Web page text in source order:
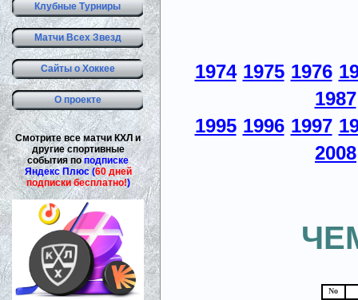
Клубные Турниры
Матчи Всех Звезд
Сайты о Хоккее
О проекте
Смотрите все матчи КХЛ и
другие спортивные
события поподписке
Яндекс Плюс (60 дней
подписки бесплатно!)
1974 1975 1976
1987
1995 1996 1997
2008
No